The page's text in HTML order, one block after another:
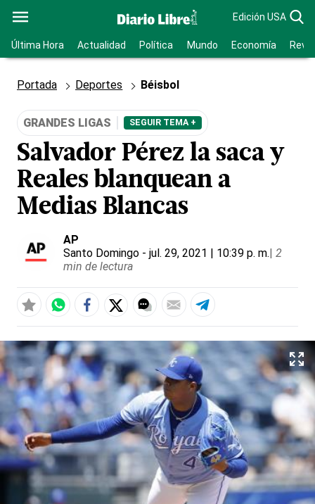
Edición USA
Última Hora Actualidad Política Mundo Economía
Portada Deportes Béisbol
GRANDES LIGAS SEGUIR TEMA +
Salvador Pérez la saca y
Reales blanquean a
Medias Blancas
AP
Santo Domingo - jul. 29, 2021 | 10:39 p. m.| 2
min de lectura